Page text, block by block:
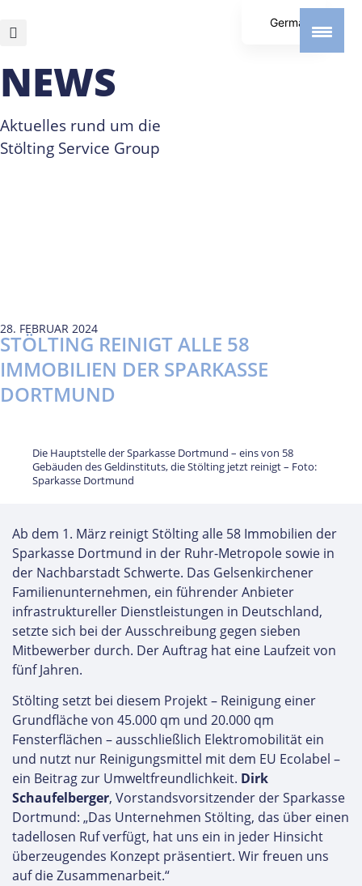
NEWS
Aktuelles rund um die
Stölting Service Group
28. FEBRUAR 2024
STÖLTING REINIGT ALLE 58
IMMOBILIEN DER SPARKASSE
DORTMUND
Die Hauptstelle der Sparkasse Dortmund – eins von 58
Gebäuden des Geldinstituts, die Stölting jetzt reinigt – Foto:
Sparkasse Dortmund
Ab dem 1. März reinigt Stölting alle 58 Immobilien der
Sparkasse Dortmund in der Ruhr-Metropole sowie in
der Nachbarstadt Schwerte. Das Gelsenkirchener
Familienunternehmen, ein führender Anbieter
infrastruktureller Dienstleistungen in Deutschland,
setzte sich bei der Ausschreibung gegen sieben
Mitbewerber durch. Der Auftrag hat eine Laufzeit von
fünf Jahren.
Stölting setzt bei diesem Projekt – Reinigung einer
Grundfläche von 45.000 qm und 20.000 qm
Fensterflächen – ausschließlich Elektromobilität ein
und nutzt nur Reinigungsmittel mit dem EU Ecolabel –
ein Beitrag zur Umweltfreundlichkeit. Dirk
Schaufelberger, Vorstandsvorsitzender der Sparkasse
Dortmund: „Das Unternehmen Stölting, das über einen
tadellosen Ruf verfügt, hat uns ein in jeder Hinsicht
überzeugendes Konzept präsentiert. Wir freuen uns
auf die Zusammenarbeit.“
German